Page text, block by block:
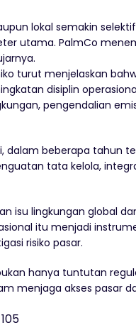
lokal semakin
utama. PalmCo
turut menjelaskan
disiplin
pengendalian
dalam beberapa tahun
tata kelola,
isu lingkungan global
itu menjadi
risiko pasar.
hanya tuntutan
menjaga akses pasar
105